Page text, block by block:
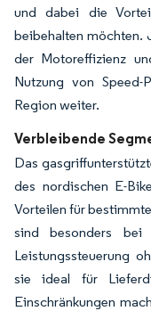
und dabei die
beibehalten möchten.
der Motoreffizienz
Nutzung von Speed-
Region weiter.
Verbleibende
Das
des nordischen E-
Vorteilen für
sind besonders bei
Leistungssteuerung
sie ideal für
Einschränkungen